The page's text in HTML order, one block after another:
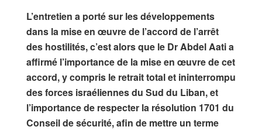
L’entretien a porté sur les développements
dans la mise en œuvre de l’accord de l’arrêt
des hostilités, c’est alors que le Dr Abdel Aati a
affirmé l’importance de la mise en œuvre de cet
accord, y compris le retrait total et ininterrompu
des forces israéliennes du Sud du Liban, et
l’importance de respecter la résolution 1701 du
Conseil de sécurité, afin de mettre un terme